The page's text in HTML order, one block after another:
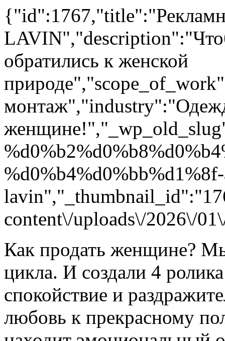
обратились к женской
content\/uploads\/2026\/
Как продать женщине?
цикла. И создали 4
спокойствие и
любовь к прекрасному